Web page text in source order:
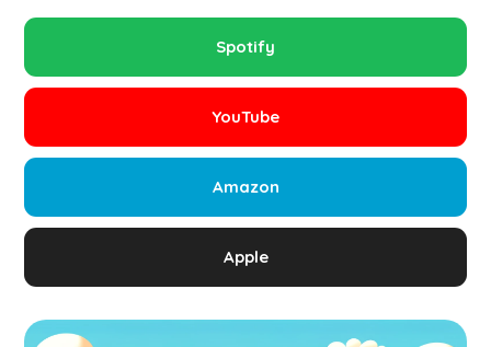
Spotify
YouTube
Amazon
Apple